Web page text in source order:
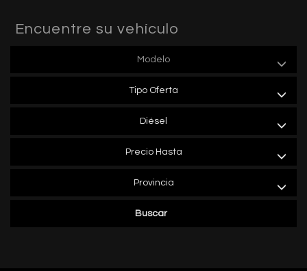
Encuentre su vehículo
Modelo
Tipo Oferta
Diésel
Precio Hasta
Provincia
Buscar